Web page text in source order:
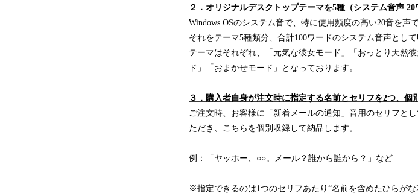
２．オリジナルデスクトップテーマを5種（システム音声 20
Windows OSのシステム音で、特に使用頻度の高い20音を声
それをテーマ5種類分、合計100ワードのシステム音声として
テーマはそれぞれ、「元気な彼女モード」「おっとり天然
ド」「おまかせモード」となっております。
３．購入者自身が注文時に指定する名前とセリフを2つ、個
ご注文時、お客様に「新着メールの通知」音用のセリフと
ただき、こちらを個別収録して納品します。
例：「ヤッホー、○○。メール？誰から誰から？」など
※指定できるのは1つのセリフあたり“名前を含めたひらがな